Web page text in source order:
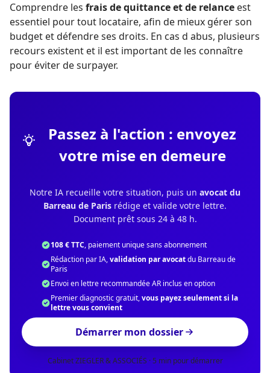
Comprendre les frais de quittance et de relance est
essentiel pour tout locataire, afin de mieux gérer son
budget et défendre ses droits. En cas d abus, plusieurs
recours existent et il est important de les connaître
pour éviter de surpayer.
Passez à l'action : envoyez
votre mise en demeure
Notre IA recueille votre situation, puis un avocat du
Barreau de Paris rédige et valide votre lettre.
Document prêt sous 24 à 48 h.
108 € TTC, paiement unique sans abonnement
Rédaction par IA,validation par avocatdu Barreau de
Paris
Envoi en lettre recommandée AR inclus en option
Premier diagnostic gratuit,vous payez seulement si la
lettre vous convient
Démarrer mon dossier
Cabinet ZIEGLER & ASSOCIÉS · 5 min pour démarrer